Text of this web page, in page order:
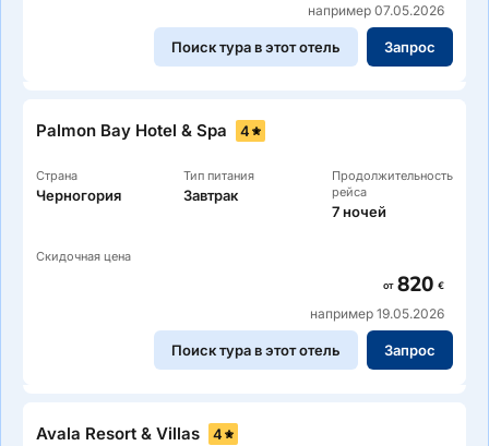
например 07.05.2026
Поиск тура в этот отель Запрос
Palmon Bay Hotel & Spa 4
Страна
Черногория
Тип питания
Завтрак
Продолжительность
рейса
7 ночей
Скидочная цена
от 820 €
например 19.05.2026
Поиск тура в этот отель Запрос
Avala Resort & Villas 4